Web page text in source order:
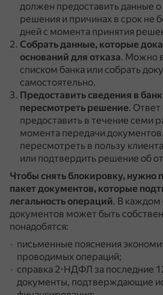
должен предоставить данные о
решения и причинах в срок не
дней с момента принятия
Собрать данные, которые
оснований для отказа. Можно
списком банка или собрать
самостоятельно.
Предоставить сведения в
пересмотреть решение. Ответ
предоставить в течение семи
момента передачи документов.
пересмотреть в пользу
или подтвердить решение об
Чтобы снять блокировку, нужно
пакет документов, которые
легальность операций. В каждом
документов может быть
понадобятся:
письменные пояснения
проводимых операций;
справка 2-НДФЛ за последние
документы, подтверждающие